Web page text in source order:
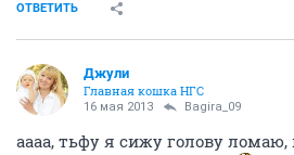
ОТВЕТИТЬ
Джули
Главная кошка НГС
16 мая 2013 Bagira_09
аааа, тьфу я сижу голову